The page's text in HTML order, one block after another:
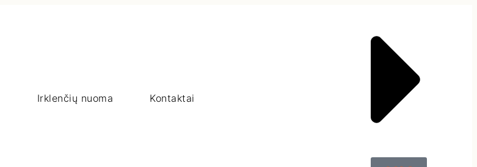
Irklenčių nuoma Kontaktai